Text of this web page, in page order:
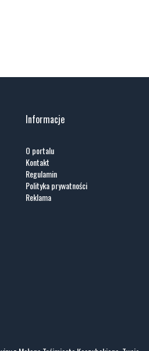
Informacje
O portalu
Kontakt
Regulamin
Polityka prywatności
Reklama